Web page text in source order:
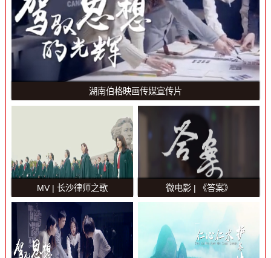
湖南伯格映画传媒宣传片
MV | 长沙律师之歌 微电影 | 《答案》